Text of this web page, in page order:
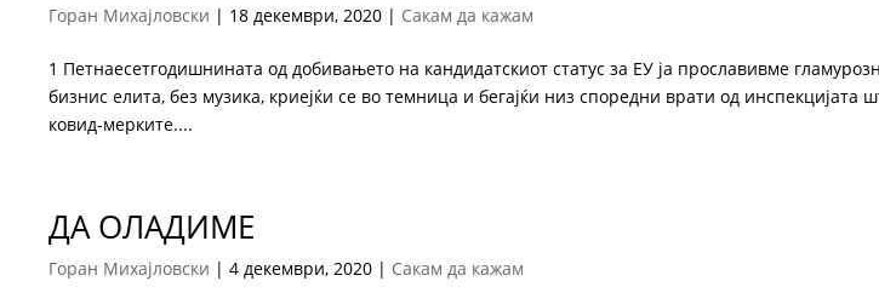
Горан Михајловски | 18 декември, 2020 | Сакам да кажам
1 Петнаесетгодишнината од добивањето на кандидатскиот статус за ЕУ ја прославивме
бизнис елита, без музика, криејќи се во темница и бегајќи низ споредни врати од инспекцијата
ковид-мерките....
ДА ОЛАДИМЕ
Горан Михајловски |4 декември, 2020 | Сакам да кажам